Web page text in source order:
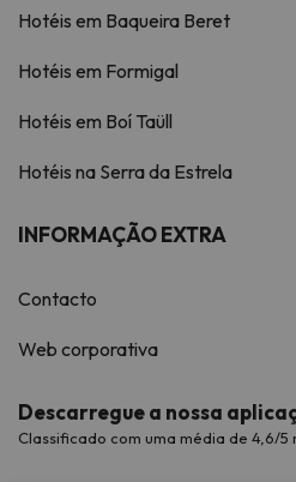
Hotéis em Baqueira Beret
Hotéis em Formigal
Hotéis em Boí Taüll
Hotéis na Serra da Estrela
INFORMAÇÃO EXTRA
Contacto
Web corporativa
Descarregue a nossa
Classificado com uma média de 4,6/5